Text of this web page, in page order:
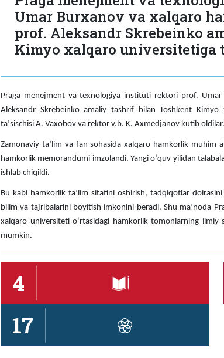
Umar Burxanov va xalqaro
prof. Aleksandr Skrebeinko
Kimyo xalqaro
Praga menejment va texnologiya instituti rektori prof.
Aleksandr Skrebeinko amaliy tashrif bilan Toshkent
taʼsischisi A. Vaxobov va rektor v.b. K. Axmedjanov kutib oldilar.
Zamonaviy taʼlim va fan sohasida xalqaro hamkorlik
hamkorlik memorandumi imzolandi. Yangi oʻquv yilidan
ishlab chiqildi.
Bu kabi hamkorlik taʼlim sifatini oshirish, tadqiqotlar
bilim va tajribalarini boyitish imkonini beradi. Shu maʼnoda
xalqaro universiteti oʻrtasidagi hamkorlik tomonlarning
mumkin.
4
17